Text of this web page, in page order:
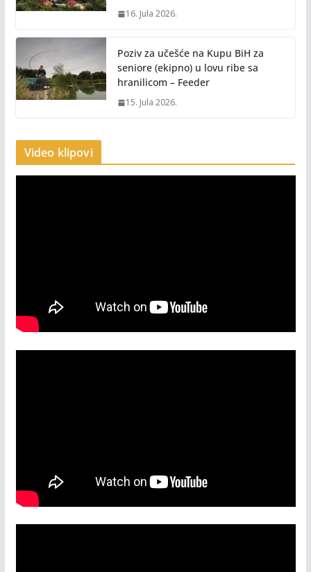
16. Jula 2026.
Poziv za učešće na Kupu BiH za
seniore (ekipno) u lovu ribe sa
hranilicom – Feeder
15. Jula 2026.
Video klipovi